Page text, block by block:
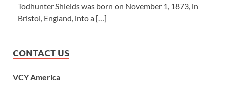
Todhunter Shields was born on November 1, 1873, in
Bristol, England, into a […]
CONTACT US
VCY America